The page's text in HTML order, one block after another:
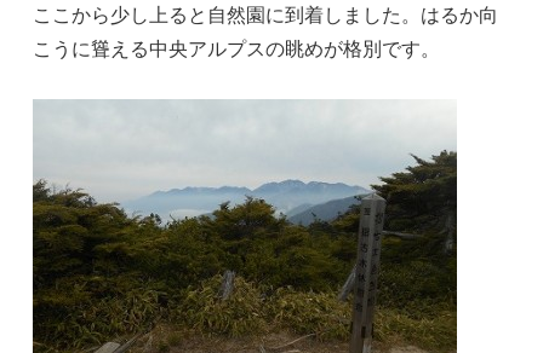
ここから少し上ると自然園に到着しました。はるか向
こうに聳える中央アルプスの眺めが格別です。